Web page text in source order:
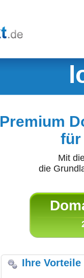
Premium
für
Mit
die
Ihre Vorteile